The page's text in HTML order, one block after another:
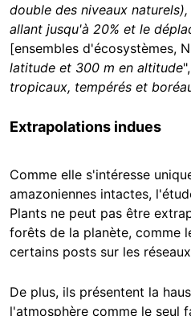
double des niveaux
allant jusqu'à 20% et le
[ensembles d'écosystèmes,
latitude et 300 m en altitude
tropicaux, tempérés et
Extrapolations indues
Comme elle s'intéresse
amazoniennes intactes,
Plants ne peut pas être
forêts de la planète, comme
certains posts sur les
De plus, ils présentent la
l'atmosphère comme le seul